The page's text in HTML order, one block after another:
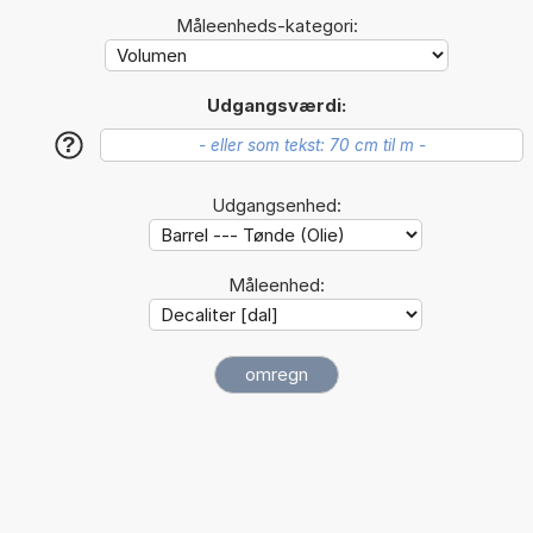
Måleenheds-kategori:
Udgangsværdi:
?
Udgangsenhed:
Måleenhed: